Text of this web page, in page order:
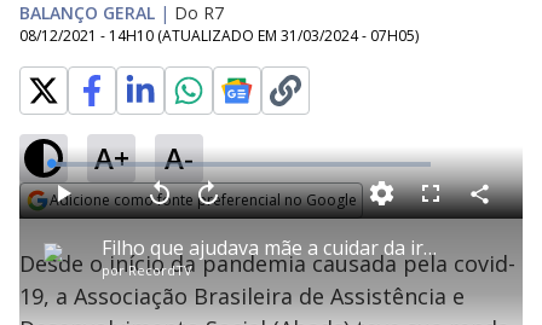
BALANÇO GERAL | Do R7
08/12/2021 - 14H10 (ATUALIZADO EM 31/03/2024 - 07H05)
A+ A-
Adicione como fonte preferencial no Google
P Filho que ajudava mãe a cuidar da irmã com autismo sofre acidente e perde os movimentos
porRecordTV
P V
t
a
r
1
0
A
a
n
ç
a
r
1
L
o
a
d
e
4
.
0
1
%
F
l
c
r
e
C
o
a
r
Desde o início da pandemia causada pela covid-
19, a Associação Brasileira de Assistência e